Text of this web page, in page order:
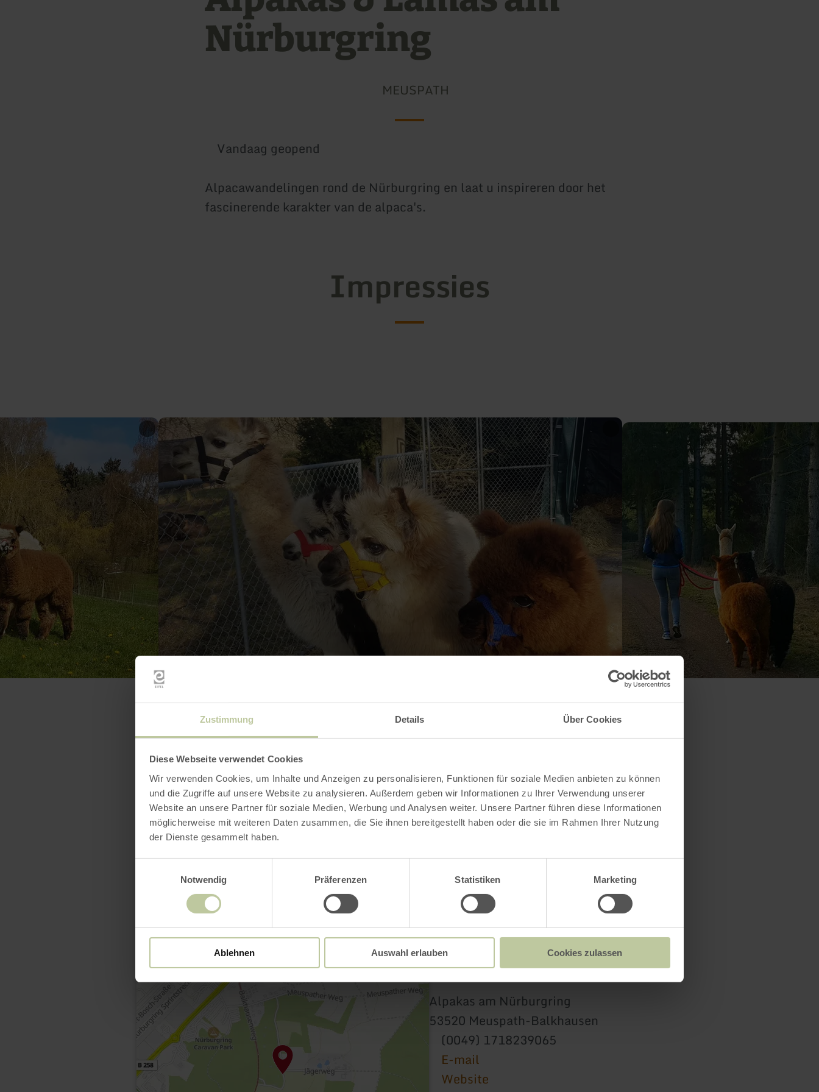
Zustimmung Details Über Cookies
Diese Webseite verwendet Cookies
Wir verwenden Cookies, um Inhalte und Anzeigen zu personalisieren, Funktionen für soziale Medien anbieten zu können
und die Zugriffe auf unsere Website zu analysieren. Außerdem geben wir Informationen zu Ihrer Verwendung unserer
Website an unsere Partner für soziale Medien, Werbung und Analysen weiter. Unsere Partner führen diese Informationen
möglicherweise mit weiteren Daten zusammen, die Sie ihnen bereitgestellt haben oder die sie im Rahmen Ihrer Nutzung
der Dienste gesammelt haben.
Notwendig
Präferenzen Statistiken Marketing
Ablehnen Auswahl erlauben Cookies zulassen
Nürburgring
MEUSPATH
Vandaag geopend
Alpacawandelingen rond de Nürburgring en laat u inspireren door het
fascinerende karakter van de alpaca's.
Impressies
Galerij openen
Contact
Alpakas am Nürburgring
53520 Meuspath-Balkhausen
(0049) 1718239065
E-mail
Website